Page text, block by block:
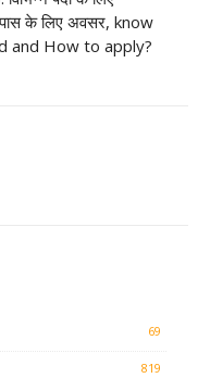
पास के लिए अवसर, know
and How to apply?
69
819